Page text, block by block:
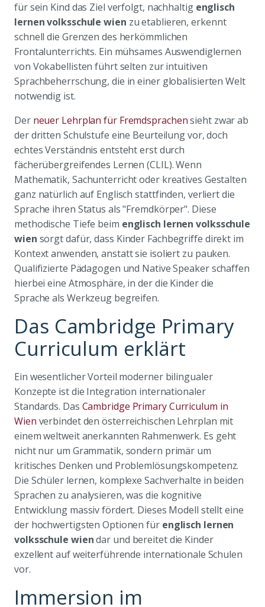
für sein Kind das Ziel verfolgt, nachhaltig englisch
lernen volksschule wien zu etablieren, erkennt
schnell die Grenzen des herkömmlichen
Frontalunterrichts. Ein mühsames Auswendiglernen
von Vokabellisten führt selten zur intuitiven
Sprachbeherrschung, die in einer globalisierten Welt
notwendig ist.
Der neuer Lehrplan für Fremdsprachensieht zwar ab
der dritten Schulstufe eine Beurteilung vor, doch
echtes Verständnis entsteht erst durch
fächerübergreifendes Lernen (CLIL). Wenn
Mathematik, Sachunterricht oder kreatives Gestalten
ganz natürlich auf Englisch stattfinden, verliert die
Sprache ihren Status als "Fremdkörper". Diese
methodische Tiefe beim englisch lernen volksschule
wien sorgt dafür, dass Kinder Fachbegriffe direkt im
Kontext anwenden, anstatt sie isoliert zu pauken.
Qualifizierte Pädagogen und Native Speaker schaffen
hierbei eine Atmosphäre, in der die Kinder die
Sprache als Werkzeug begreifen.
Das Cambridge Primary
Curriculum erklärt
Ein wesentlicher Vorteil moderner bilingualer
Konzepte ist die Integration internationaler
Standards. Das Cambridge Primary Curriculum in
Wien verbindet den österreichischen Lehrplan mit
einem weltweit anerkannten Rahmenwerk. Es geht
nicht nur um Grammatik, sondern primär um
kritisches Denken und Problemlösungskompetenz.
Die Schüler lernen, komplexe Sachverhalte in beiden
Sprachen zu analysieren, was die kognitive
Entwicklung massiv fördert. Dieses Modell stellt eine
der hochwertigsten Optionen für englisch lernen
volksschule wiendar und bereitet die Kinder
exzellent auf weiterführende internationale Schulen
vor.
Immersion im